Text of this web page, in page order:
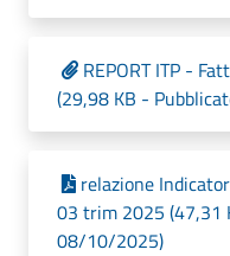
REPORT ITP -
(29,98 KB -
relazione
03 trim 2025 (47,31
08/10/2025)